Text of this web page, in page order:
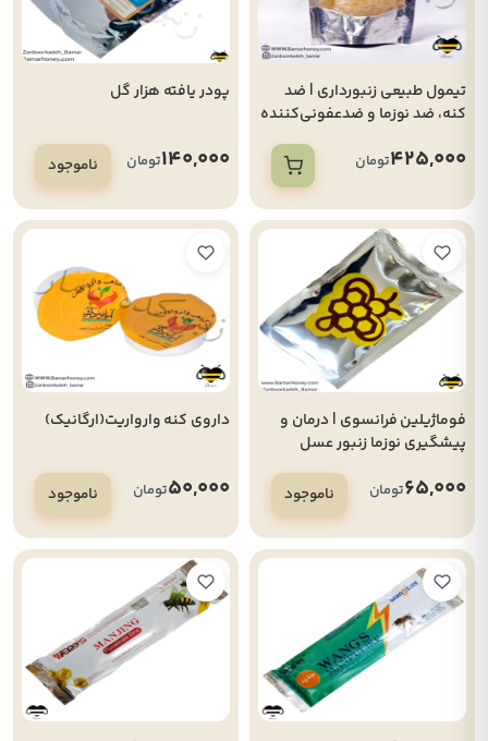
تیمول طبیعی زنبورداری | ضد
کنه، ضد نوزما و ضدعفونی‌کننده
425,000تومان
پودر یافته هزار گل
140,000تومان ناموجود
فوماژیلین فرانسوی | درمان و
پیشگیری نوزما زنبور عسل
65,000تومان ناموجود
داروی کنه وارواریت(ارگانیک)
50,000تومان ناموجود